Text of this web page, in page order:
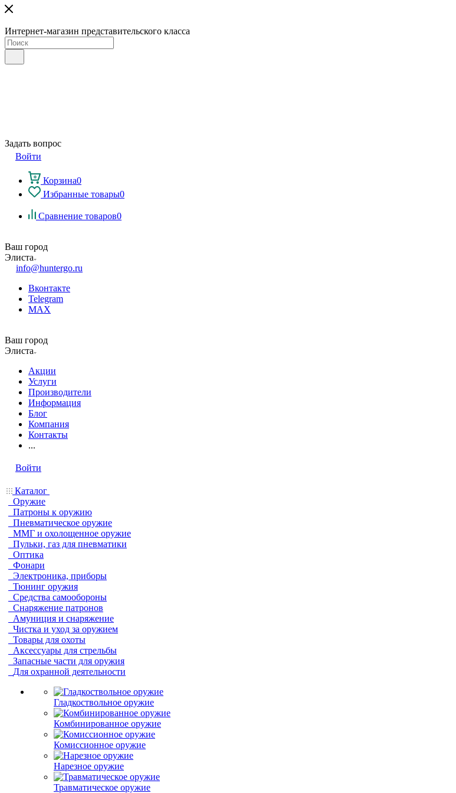
Интернет-магазин представительского класса
Задать вопрос
Войти
Корзина0
Избранные товары0
Сравнение товаров0
Ваш город
Элиста
info@huntergo.ru
Вконтакте
Telegram
MAX
Ваш город
Элиста
Акции
Услуги
Производители
Информация
Блог
Компания
Контакты
...
Войти
Каталог
Оружие
Патроны к оружию
Пневматическое оружие
ММГ и охолощенное оружие
Пульки, газ для пневматики
Оптика
Фонари
Электроника, приборы
Тюнинг оружия
Средства самообороны
Снаряжение патронов
Амуниция и снаряжение
Чистка и уход за оружием
Товары для охоты
Аксессуары для стрельбы
Запасные части для оружия
Для охранной деятельности
Гладкоствольное оружие
Комбинированное оружие
Комиссионное оружие
Нарезное оружие
Травматическое оружие